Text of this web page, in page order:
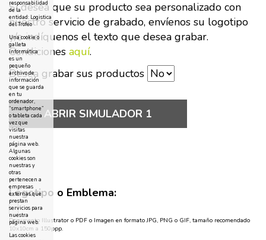
Si desea que su producto sea personalizado con
nuestro servicio de grabado, envíenos su logotipo
y/o indíquenos el texto que desea grabar.
Condiciones aquí.
Desea grabar sus productos
ABRIR SIMULADOR 1
Logotipo o Emblema:
Documento Illustrator o PDF o Imagen en formato JPG, PNG o GIF, tamaño recomendado
10x10cm a 150ppp.
responsabilidad
de la
entidad: Logistica
del Trofeo
Una cookie o
galleta
informática
es un
pequeño
archivo de
información
que se guarda
en tu
ordenador,
“smartphone”
o tableta cada
vez que
visitas
nuestra
página web.
Algunas
cookies son
nuestras y
otras
pertenecen a
empresas
externas que
prestan
servicios para
nuestra
página web.
Las cookies